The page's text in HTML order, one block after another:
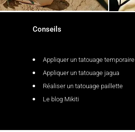
Conseils
Appliquer un tatouage temporaire
Appliquer un tatouage jagua
Réaliser un tatouage paillette
Le blog Mikiti